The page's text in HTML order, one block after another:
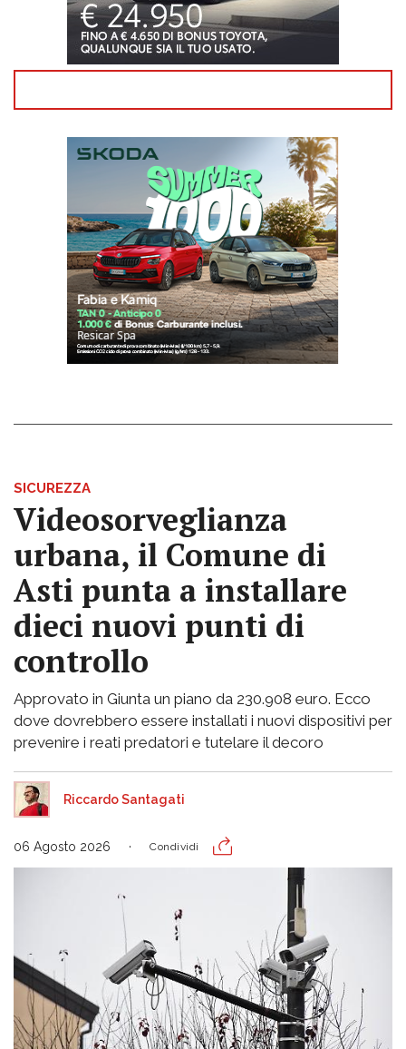
SICUREZZA
Videosorveglianza
urbana, il Comune di
Asti punta a installare
dieci nuovi punti di
controllo
Approvato in Giunta un piano da 230.908 euro. Ecco
dove dovrebbero essere installati i nuovi dispositivi per
prevenire i reati predatori e tutelare il decoro
Riccardo Santagati
06 Agosto 2026 Condividi